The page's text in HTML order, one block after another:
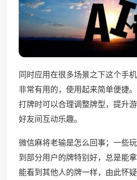
同时应用在很多场景之下这个手
非常有用的，使用起来简单便捷
打牌时可以合理调整牌型，提升
好友间互动乐趣。
微信麻将老输是怎么回事；一些
到部分用户的牌特别好，总是能
能看到其他人的牌一样，由此怀